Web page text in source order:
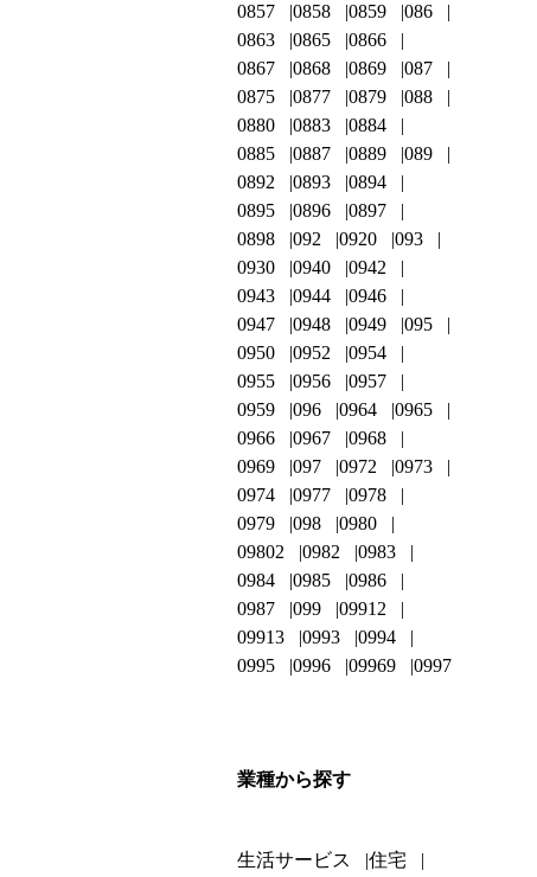
0857
0858 0859
086
0863
0865
0866
0867
0868 0869
087
0875
0877 0879
088
0880
0883
0884
0885
0887 0889
089
0892
0893
0894
0895
0896
0897
0898
092 0920
093
0930
0940
0942
0943
0944
0946
0947
0948 0949
095
0950
0952
0954
0955
0956
0957
0959
096 0964
0965
0966
0967
0968
0969
097 0972
0973
0974
0977
0978
0979
098
0980
09802
0982
0983
0984
0985
0986
0987
099
09912
09913
0993
0994
0995
0996 09969 0997
業種から探す
生活サービス 住宅